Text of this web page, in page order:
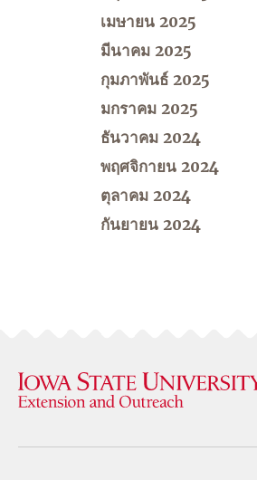
เมษายน 2025
มีนาคม 2025
กุมภาพันธ์ 2025
มกราคม 2025
ธันวาคม 2024
พฤศจิกายน 2024
ตุลาคม 2024
กันยายน 2024